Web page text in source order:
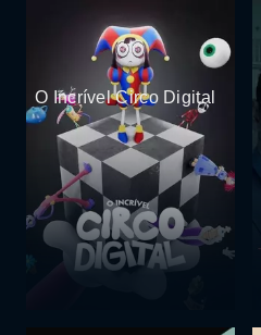
O Incrível Circo Digital